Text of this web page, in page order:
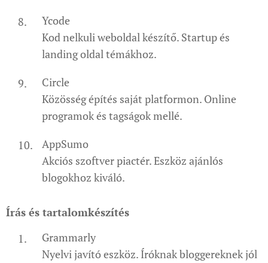
Ycode
Kod nelkuli weboldal készítő. Startup és
landing oldal témákhoz.
Circle
Közösség építés saját platformon. Online
programok és tagságok mellé.
AppSumo
Akciós szoftver piactér. Eszköz ajánlós
blogokhoz kiváló.
Írás és tartalomkészítés
Grammarly
Nyelvi javító eszköz. Íróknak bloggereknek jól